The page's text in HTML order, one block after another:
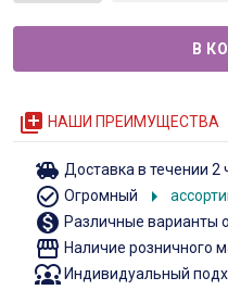
queue НАШИ ПРЕИМУЩЕСТВА
toys Доставка в течении 2
check_circle_outline Огромный arrow_right
monetization_on Различные варианты
storefront Наличие розничного
diversity_1Индивидуальный